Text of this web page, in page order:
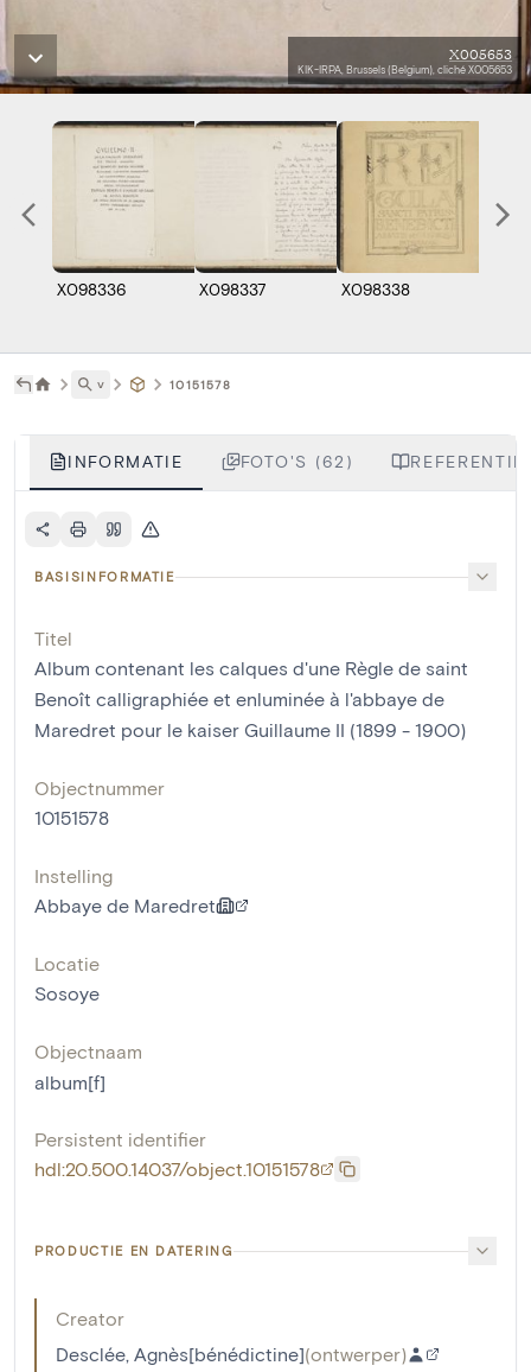
X005653
KIK-IRPA, Brussels (Belgium), cliché X005653
X098336 X098337 X098338
˅ 10151578
INFORMATIE FOTO'S (62)
BASISINFORMATIE
Titel
Album contenant les calques d'une Règle de saint
Benoît calligraphiée et enluminée à l'abbaye de
Maredret pour le kaiser Guillaume II (1899 - 1900)
Objectnummer
10151578
Instelling
Abbaye de Maredret
Locatie
Sosoye
Objectnaam
album[f]
Persistent identifier
hdl:20.500.14037/object.10151578
PRODUCTIE EN DATERING
Creator
Desclée, Agnès[bénédictine](ontwerper)